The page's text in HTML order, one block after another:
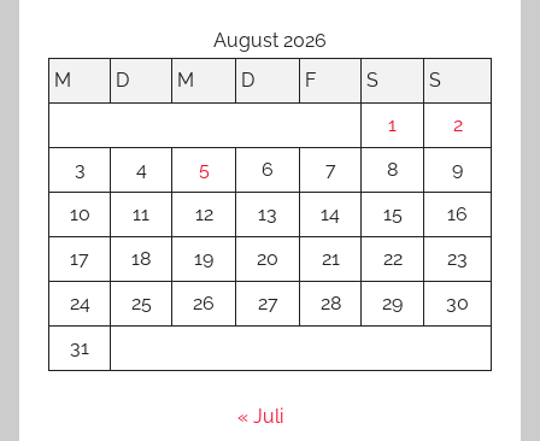
August 2026
M
D M D F S
S
1
2
3
4 5 6 7 8
9
10
11 12 13 14 15
16
17
18 19 20 21 22
23
24
25 26 27 28 29
30
31
« Juli